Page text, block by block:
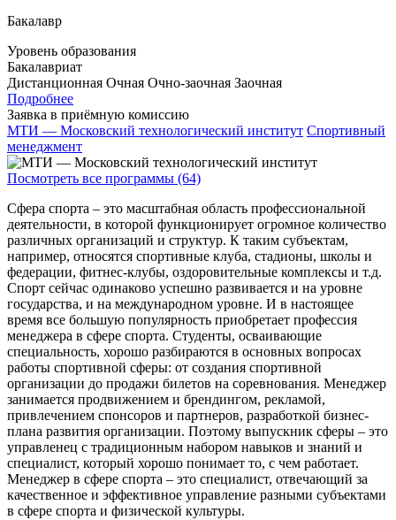
Бакалавр
Уровень образования
Бакалавриат
Дистанционная Очная Очно-заочная Заочная
Подробнее
Заявка в приёмную комиссию
МТИ — Московский технологический институт Спортивный
менеджмент
Посмотреть все программы (64)
Сфера спорта – это масштабная область профессиональной
деятельности, в которой функционирует огромное количество
различных организаций и структур. К таким субъектам,
например, относятся спортивные клуба, стадионы, школы и
федерации, фитнес-клубы, оздоровительные комплексы и т.д.
Спорт сейчас одинаково успешно развивается и на уровне
государства, и на международном уровне. И в настоящее
время все большую популярность приобретает профессия
менеджера в сфере спорта. Студенты, осваивающие
специальность, хорошо разбираются в основных вопросах
работы спортивной сферы: от создания спортивной
организации до продажи билетов на соревнования. Менеджер
занимается продвижением и брендингом, рекламой,
привлечением спонсоров и партнеров, разработкой бизнес-
плана развития организации. Поэтому выпускник сферы – это
управленец с традиционным набором навыков и знаний и
специалист, который хорошо понимает то, с чем работает.
Менеджер в сфере спорта – это специалист, отвечающий за
качественное и эффективное управление разными субъектами
в сфере спорта и физической культуры.